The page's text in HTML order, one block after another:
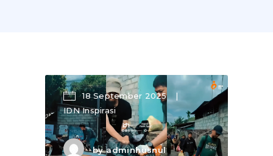
18 September 2025
IDN Inspirasi
byadminhusnul